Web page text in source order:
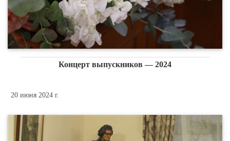
Концерт выпускников — 2024
20 июня 2024 г.